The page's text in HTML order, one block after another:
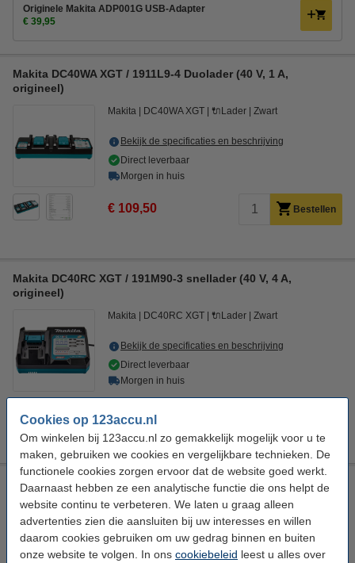
Cookies op 123accu.nl
Om winkelen bij 123accu.nl zo gemakkelijk mogelijk voor u te
maken, gebruiken we cookies en vergelijkbare technieken. De
functionele cookies zorgen ervoor dat de website goed werkt.
Daarnaast hebben ze een analytische functie die ons helpt de
website continu te verbeteren. We laten u graag alleen
advertenties zien die aansluiten bij uw interesses en willen
daarom cookies gebruiken om uw gedrag binnen en buiten
onze website te volgen. In ons cookiebeleid leest u alles over
Originele Makita ADP001G USB-Adapter
€ 39,95
Makita DC40WA XGT / 1911L9-4 Duolader (40 V, 1 A,
origineel)
Makita DC40WA XGT 🔌Lader Zwart
Bekijk de specificaties en beschrijving
Direct leverbaar
Morgen in huis
€ 109,50 Bestellen
Makita DC40RC XGT / 191M90-3 snellader (40 V, 4 A,
origineel)
Makita DC40RC XGT 🔌Lader Zwart
Bekijk de specificaties en beschrijving
Direct leverbaar
Morgen in huis
€ 89,50
Makita ADP001G USB-Adapter 40V Max XGT (5V, 2.4A,
origineel)
Makita USB 40V XGT USB adapter Groen
Bekijk de specificaties en beschrijving